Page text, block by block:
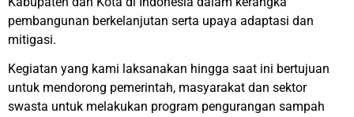
pembangunan berkelanjutan serta upaya adaptasi dan
mitigasi.
Kegiatan yang kami laksanakan hingga saat ini bertujuan
untuk mendorong pemerintah, masyarakat dan sektor
swasta untuk melakukan program pengurangan sampah